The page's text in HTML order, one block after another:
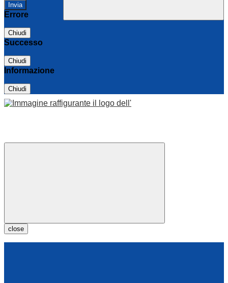
Errore
Chiudi
Successo
Chiudi
Informazione
Chiudi
close